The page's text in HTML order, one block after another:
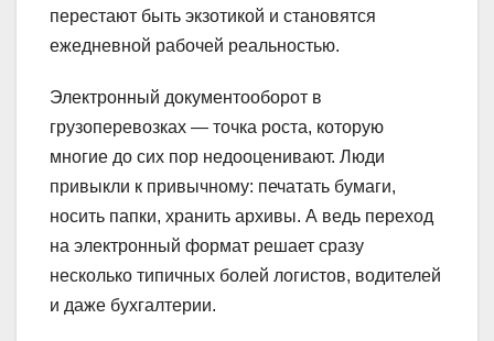
перестают быть экзотикой и становятся
ежедневной рабочей реальностью.
Электронный документооборот в
грузоперевозках — точка роста, которую
многие до сих пор недооценивают. Люди
привыкли к привычному: печатать бумаги,
носить папки, хранить архивы. А ведь переход
на электронный формат решает сразу
несколько типичных болей логистов, водителей
и даже бухгалтерии.